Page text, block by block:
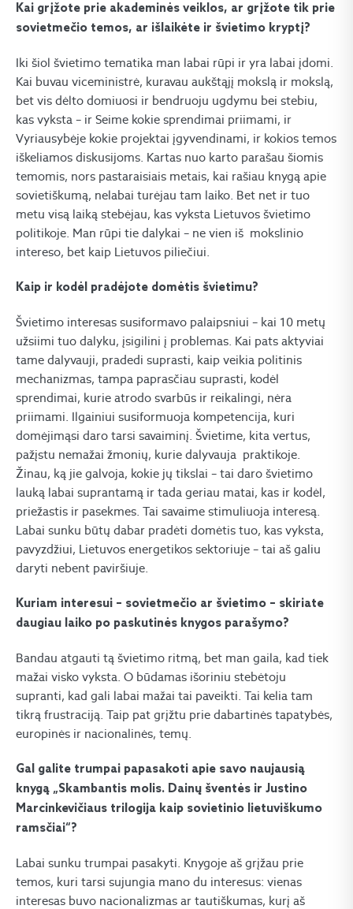
Kai grįžote prie akademinės veiklos, ar grįžote tik prie
sovietmečio temos, ar išlaikėte ir švietimo kryptį?
Iki šiol švietimo tematika man labai rūpi ir yra labai įdomi.
Kai buvau viceministrė, kuravau aukštąjį mokslą ir mokslą,
bet vis dėlto domiuosi ir bendruoju ugdymu bei stebiu,
kas vyksta – ir Seime kokie sprendimai priimami, ir
Vyriausybėje kokie projektai įgyvendinami, ir kokios temos
iškeliamos diskusijoms. Kartas nuo karto parašau šiomis
temomis, nors pastaraisiais metais, kai rašiau knygą apie
sovietiškumą, nelabai turėjau tam laiko. Bet net ir tuo
metu visą laiką stebėjau, kas vyksta Lietuvos švietimo
politikoje. Man rūpi tie dalykai – ne vien iš mokslinio
intereso, bet kaip Lietuvos piliečiui.
Kaip ir kodėl pradėjote domėtis švietimu?
Švietimo interesas susiformavo palaipsniui – kai 10 metų
užsiimi tuo dalyku, įsigilini į problemas. Kai pats aktyviai
tame dalyvauji, pradedi suprasti, kaip veikia politinis
mechanizmas, tampa paprasčiau suprasti, kodėl
sprendimai, kurie atrodo svarbūs ir reikalingi, nėra
priimami. Ilgainiui susiformuoja kompetencija, kuri
domėjimąsi daro tarsi savaiminį. Švietime, kita vertus,
pažįstu nemažai žmonių, kurie dalyvauja praktikoje.
Žinau, ką jie galvoja, kokie jų tikslai – tai daro švietimo
lauką labai suprantamą ir tada geriau matai, kas ir kodėl,
priežastis ir pasekmes. Tai savaime stimuliuoja interesą.
Labai sunku būtų dabar pradėti domėtis tuo, kas vyksta,
pavyzdžiui, Lietuvos energetikos sektoriuje – tai aš galiu
daryti nebent paviršiuje.
Kuriam interesui – sovietmečio ar švietimo – skiriate
daugiau laiko po paskutinės knygos parašymo?
Bandau atgauti tą švietimo ritmą, bet man gaila, kad tiek
mažai visko vyksta. O būdamas išoriniu stebėtoju
supranti, kad gali labai mažai tai paveikti. Tai kelia tam
tikrą frustraciją. Taip pat grįžtu prie dabartinės tapatybės,
europinės ir nacionalinės, temų.
Gal galite trumpai papasakoti apie savo naujausią
knygą „Skambantis molis. Dainų šventės ir Justino
Marcinkevičiaus trilogija kaip sovietinio lietuviškumo
ramsčiai“?
Labai sunku trumpai pasakyti. Knygoje aš grįžau prie
temos, kuri tarsi sujungia mano du interesus: vienas
interesas buvo nacionalizmas ar tautiškumas, kurį aš